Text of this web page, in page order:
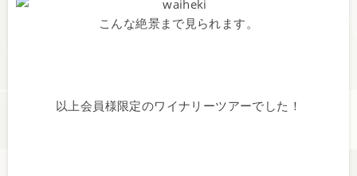
こんな絶景まで見られます。
以上会員様限定のワイナリーツアーでした！